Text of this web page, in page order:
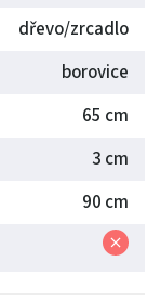
dřevo/zrcadlo
borovice
65 cm
3 cm
90 cm